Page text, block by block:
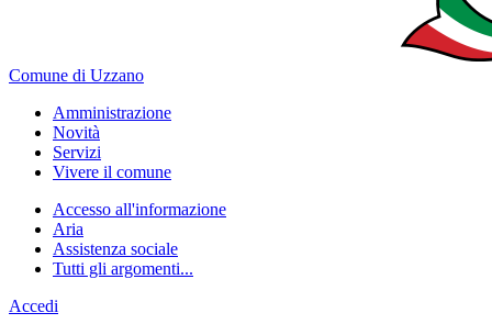
Comune di Uzzano
Amministrazione
Novità
Servizi
Vivere il comune
Accesso all'informazione
Aria
Assistenza sociale
Tutti gli argomenti...
Accedi